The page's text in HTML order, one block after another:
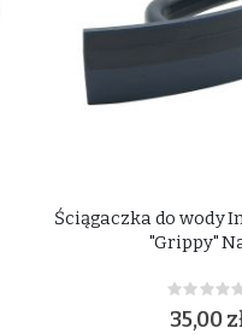
Ściągaczka do wody
"Grippy"
0%
35,00